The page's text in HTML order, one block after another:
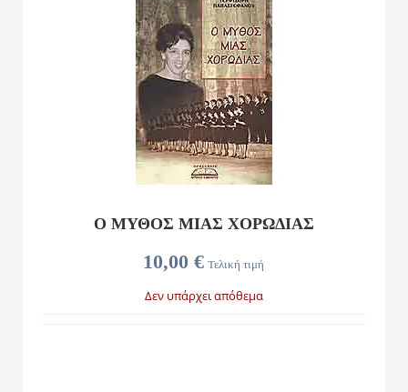
10,00 € Τελική τιμή
Ο ΜΥΘΟΣ ΜΙΑΣ ΧΟΡΩΔΙΑΣ
Δεν υπάρχει απόθεμα